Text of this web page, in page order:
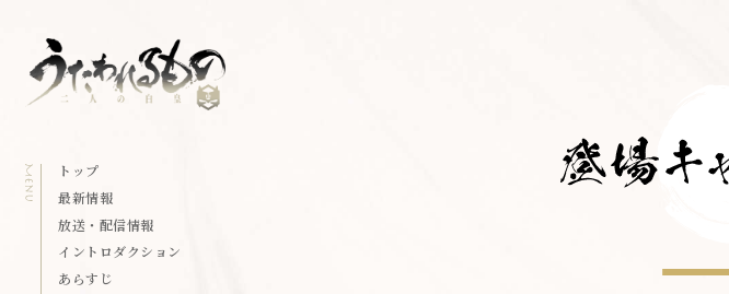
トップ
最新情報
放送・配信情報
イントロダクション
あらすじ